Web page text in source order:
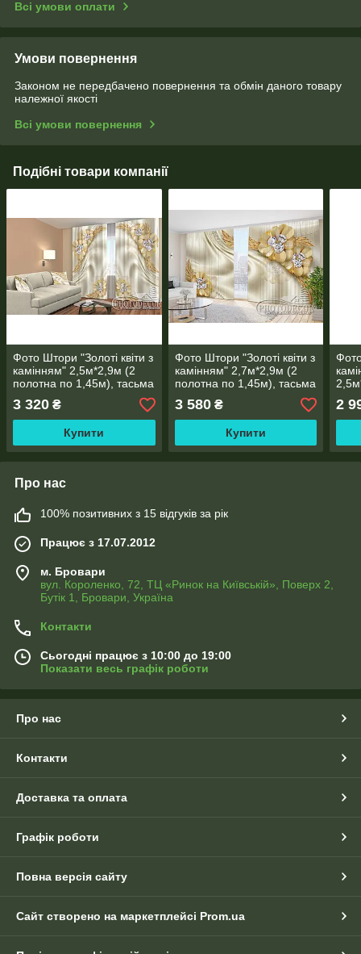
Всі умови оплати
Умови повернення
Законом не передбачено повернення та обмін даного товару
належної якості
Всі умови повернення
Подібні товари компанії
Фото Штори "Золоті квіти з
камінням" 2,5м*2,9м (2
полотна по 1,45м), тасьма
3 320 ₴
Купити
Фото Штори "Золоті квіти з
камінням" 2,7м*2,9м (2
полотна по 1,45м), тасьма
3 580₴
Купити
2
Про нас
100% позитивних з 15 відгуків за рік
Працює з 17.07.2012
м. Бровари
вул. Короленко, 72, ТЦ «Ринок на Київській», Поверх 2,
Бутік 1, Бровари, Україна
Контакти
Сьогодні працює з 10:00 до 19:00
Показати весь графік роботи
Про нас
Контакти
Доставка та оплата
Графік роботи
Повна версія сайту
Сайт створено на маркетплейсі Prom.ua